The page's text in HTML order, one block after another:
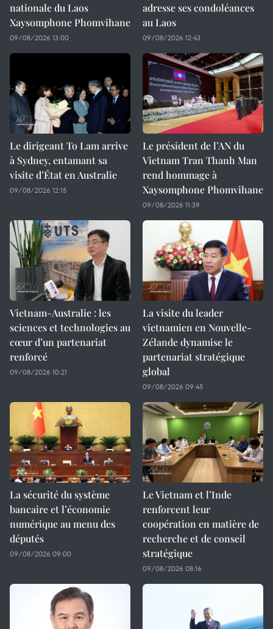
nationale du Laos
Xaysomphone Phomvihane
09/08/2026 13:00
adresse ses condoléances
au Laos
09/08/2026 12:43
Le dirigeant To Lam arrive
à Sydney, entamant sa
visite d’État en Australie
09/08/2026 12:15
Le président de l’AN du
Vietnam Tran Thanh Man
rend hommage à
Xaysomphone Phomvihane
09/08/2026 11:39
Vietnam-Australie : les
sciences et technologies au
cœur d’un partenariat
renforcé
09/08/2026 10:21
La visite du leader
vietnamien en Nouvelle-
Zélande dynamise le
partenariat stratégique
global
09/08/2026 09:45
La sécurité du système
bancaire et l’économie
numérique au menu des
députés
09/08/2026 09:00
Le Vietnam et l’Inde
renforcent leur
coopération en matière de
recherche et de conseil
stratégique
09/08/2026 08:16